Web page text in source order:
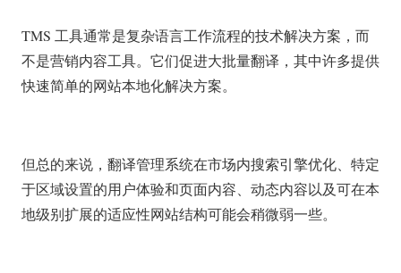
TMS 工具通常是复杂语言工作流程的技术解决方案，而
不是营销内容工具。它们促进大批量翻译，其中许多提供
快速简单的网站本地化解决方案。
但总的来说，翻译管理系统在市场内搜索引擎优化、特定
于区域设置的用户体验和页面内容、动态内容以及可在本
地级别扩展的适应性网站结构可能会稍微弱一些。